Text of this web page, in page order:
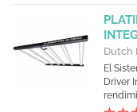
Dutch
El
Driver